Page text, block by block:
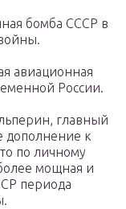
бомба СССР в
авиационная
России.
главный
дополнение к
по личному
мощная и
периода